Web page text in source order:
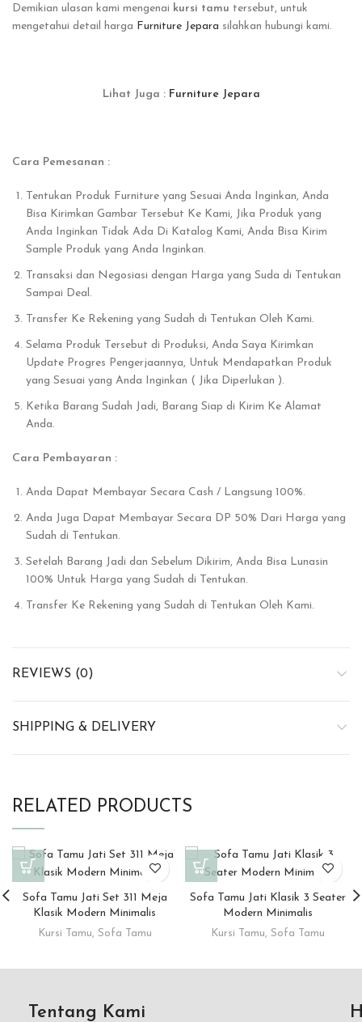
Demikian ulasan kami mengenai kursi tamu tersebut, untuk
mengetahui detail harga Furniture Jepara silahkan hubungi kami.
Lihat Juga : Furniture Jepara
Cara Pemesanan :
Tentukan Produk Furniture yang Sesuai Anda Inginkan, Anda
Bisa Kirimkan Gambar Tersebut Ke Kami, Jika Produk yang
Anda Inginkan Tidak Ada Di Katalog Kami, Anda Bisa Kirim
Sample Produk yang Anda Inginkan.
Transaksi dan Negosiasi dengan Harga yang Suda di Tentukan
Sampai Deal.
Transfer Ke Rekening yang Sudah di Tentukan Oleh Kami.
Selama Produk Tersebut di Produksi, Anda Saya Kirimkan
Update Progres Pengerjaannya, Untuk Mendapatkan Produk
yang Sesuai yang Anda Inginkan ( Jika Diperlukan ).
Ketika Barang Sudah Jadi, Barang Siap di Kirim Ke Alamat
Anda.
Cara Pembayaran :
Anda Dapat Membayar Secara Cash / Langsung 100%.
Anda Juga Dapat Membayar Secara DP 50% Dari Harga yang
Sudah di Tentukan.
Setelah Barang Jadi dan Sebelum Dikirim, Anda Bisa Lunasin
100% Untuk Harga yang Sudah di Tentukan.
Transfer Ke Rekening yang Sudah di Tentukan Oleh Kami.
REVIEWS (0)
SHIPPING & DELIVERY
RELATED PRODUCTS
Sofa Tamu Jati Set 311 Meja
Klasik Modern Minimalis
Kursi Tamu, Sofa Tamu
Sofa Tamu Jati Klasik 3 Seater
Modern Minimalis
Kursi Tamu, Sofa Tamu
Tentang Kami